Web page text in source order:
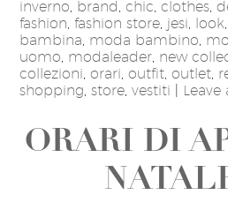
inverno, brand,chic,clothes,
fashion,fashion store, jesi, look,
bambina, moda bambino,
uomo, modaleader, new
collezioni,orari,outfit,outlet,
shopping,store,vestiti
ORARI DI